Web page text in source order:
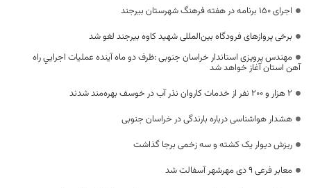
اجرای ۱۵۰ برنامه در هفته فرهنگ شهرستان بیرجند
برخی پروازهای فرودگاه بین‌المللی شهید کاوه بیرجند لغو شد
مهندس پرویزی استاندار خراسان جنوبی :ظرف دو ماه آینده عملیات اجرایي راه
آهن استان آغاز خواهد شد
۲ هزار و ۲۰۰ نفر از خدمات کاروان نذر آب در خوسف بهره‌مند شدند
هشدار هواشناسی درباره بارندگی در خراسان جنوبی
ریزش دیوار یک کشته و سه زخمی برجا گذاشت
معابر فرعی 9 دی مهرشهر آسفالت شد